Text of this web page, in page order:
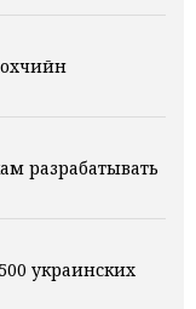
разрабатывать
украинских